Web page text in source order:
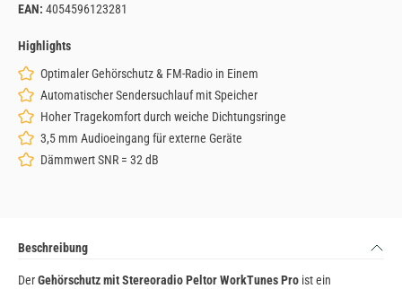
EAN: 4054596123281
Highlights
Optimaler Gehörschutz & FM-Radio in Einem
Automatischer Sendersuchlauf mit Speicher
Hoher Tragekomfort durch weiche Dichtungsringe
3,5 mm Audioeingang für externe Geräte
Dämmwert SNR = 32 dB
Beschreibung
DerGehörschutz mit Stereoradio Peltor WorkTunes Pro ist ein